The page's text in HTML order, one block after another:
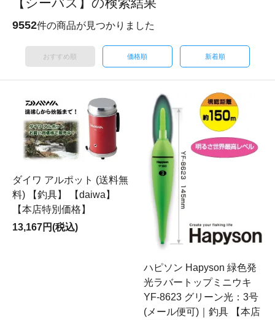
【シーバス】の検索結果
9552件の商品が見つかりました
おすすめ順 価格順 新着順
ダイワ アルポット (送料無
料) 【釣具】 【daiwa】
【本店特別価格】
13,167円(税込)
ハピソン Hapyson 緑色発
光ラバートップミニウキ
YF-8623 グリーン光：3号
(メール便可)｜釣具 【本店